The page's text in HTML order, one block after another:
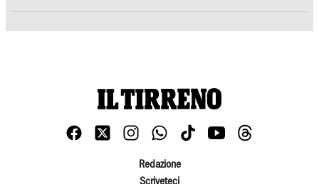
Redazione
Scriveteci